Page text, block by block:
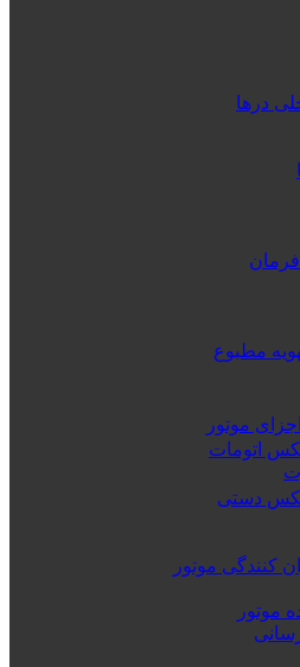
درها
مطبوع
موتور
اتومات
دستی
کنندگی موتور
موتور